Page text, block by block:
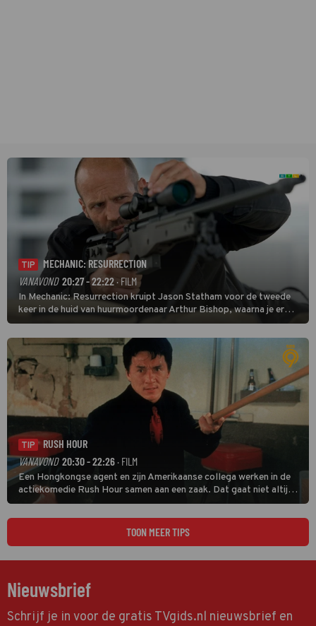
TIP
MECHANIC: RESURRECTION
VANAVOND 20:27 - 22:22· FILM
In Mechanic: Resurrection kruipt Jason Statham voor de tweede
keer in de huid van huurmoordenaar Arthur Bishop, waarna je er
donder op kunt zeggen dat er van Bishops geplande pensioen niet
veel terechtkomt.
TIP
RUSH HOUR
VANAVOND 20:30 - 22:26 · FILM
Een Hongkongse agent en zijn Amerikaanse collega werken in de
actiekomedie Rush Hour samen aan een zaak. Dat gaat niet altijd
van een leien dakje.
TOON MEER TIPS
Nieuwsbrief
Schrijf je in voor de gratis TVgids.nl nieuwsbrief en